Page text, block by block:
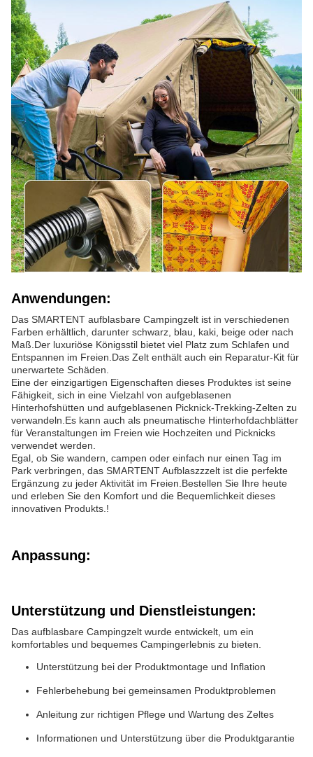
Anwendungen:
Das SMARTENT aufblasbare Campingzelt ist in verschiedenen
Farben erhältlich, darunter schwarz, blau, kaki, beige oder nach
Maß.Der luxuriöse Königsstil bietet viel Platz zum Schlafen und
Entspannen im Freien.Das Zelt enthält auch ein Reparatur-Kit für
unerwartete Schäden.
Eine der einzigartigen Eigenschaften dieses Produktes ist seine
Fähigkeit, sich in eine Vielzahl von aufgeblasenen
Hinterhofshütten und aufgeblasenen Picknick-Trekking-Zelten zu
verwandeln.Es kann auch als pneumatische Hinterhofdachblätter
für Veranstaltungen im Freien wie Hochzeiten und Picknicks
verwendet werden.
Egal, ob Sie wandern, campen oder einfach nur einen Tag im
Park verbringen, das SMARTENT Aufblaszzzelt ist die perfekte
Ergänzung zu jeder Aktivität im Freien.Bestellen Sie Ihre heute
und erleben Sie den Komfort und die Bequemlichkeit dieses
innovativen Produkts.!
Anpassung:
Unterstützung und Dienstleistungen:
Das aufblasbare Campingzelt wurde entwickelt, um ein
komfortables und bequemes Campingerlebnis zu bieten.
Unterstützung bei der Produktmontage und Inflation
Fehlerbehebung bei gemeinsamen Produktproblemen
Anleitung zur richtigen Pflege und Wartung des Zeltes
Informationen und Unterstützung über die Produktgarantie